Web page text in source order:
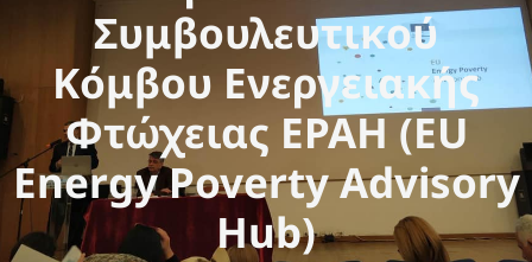
Συμβουλευτικού
Κόμβου Ενεργειακής
Φτώχειας EPAH (ΕU
Energy Poverty Advisory
Hub)